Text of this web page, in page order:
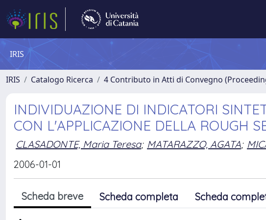
IRIS
IRIS Catalogo Ricerca 4 Contributo in Atti di Convegno
INDIVIDUAZIONE DI INDICATORI
CON L'APPLICAZIONE DELLA ROUGH
CLASADONTE, Maria Teresa; MATARAZZO, AGATA;
2006-01-01
Scheda breve Scheda completa Scheda